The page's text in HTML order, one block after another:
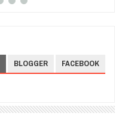
BLOGGER FACEBOOK